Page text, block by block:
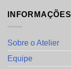
INFORMAÇÕES
Sobre o Atelier
Equipe